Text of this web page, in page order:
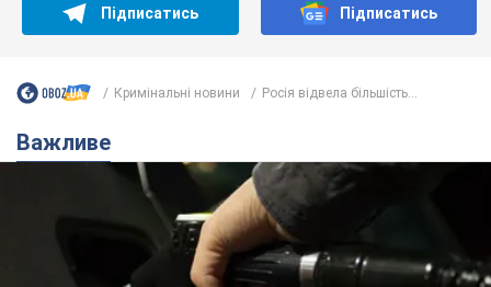
Підписатись Підписатись
Кримінальні новини Росія відвела більшість...
Важливе